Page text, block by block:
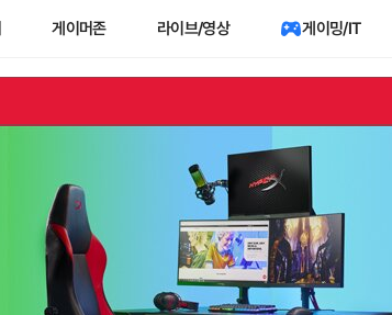
게이머존 라이브/영상 게이밍/IT